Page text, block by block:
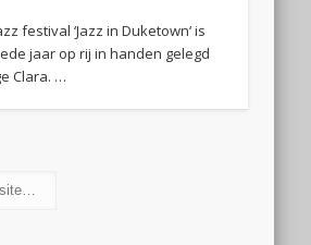
festival ‘Jazz in Duketown‘ is
jaar op rij in handen gelegd
Clara. …